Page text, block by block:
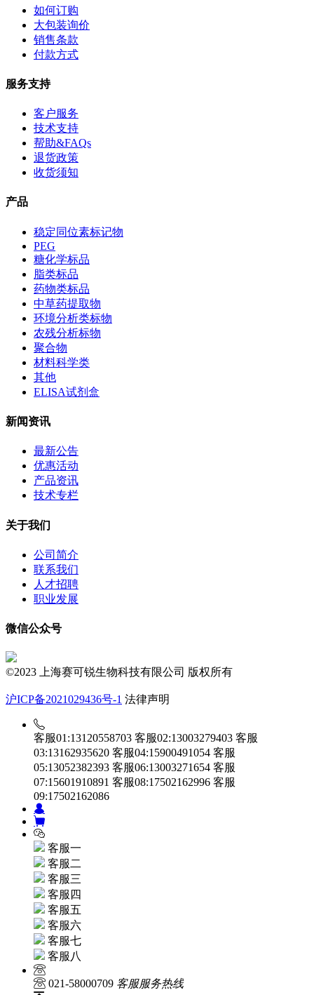
如何订购
大包装询价
销售条款
付款方式
服务支持
客户服务
技术支持
帮助&FAQs
退货政策
收货须知
产品
稳定同位素标记物
PEG
糖化学标品
脂类标品
药物类标品
中草药提取物
环境分析类标物
农残分析标物
聚合物
材料科学类
其他
ELISA试剂盒
新闻资讯
最新公告
优惠活动
产品资讯
技术专栏
关于我们
公司简介
联系我们
人才招聘
职业发展
微信公众号
©2023 上海赛可锐生物科技有限公司 版权所有
沪ICP备2021029436号-1 法律声明
客服01:13120558703 客服02:13003279403 客服
03:13162935620 客服04:15900491054 客服
05:13052382393 客服06:13003271654 客服
07:15601910891 客服08:17502162996 客服
09:17502162086
客服一
客服二
客服三
客服四
客服五
客服六
客服七
客服八
021-58000709 客服服务热线